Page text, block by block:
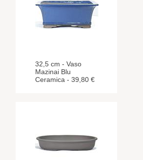
32,5 cm - Vaso
Mazinai Blu
Ceramica - 39,80 €